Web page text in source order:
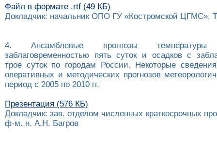
Файл в формате .rtf (49 КБ)
Докладчик: начальник ОПО ГУ «Костромской ЦГМС»,
4. Ансамблевые прогнозы
заблаговременностью пять суток и осадков с
трое суток по городам России. Некоторые
оперативных и методических прогнозов
период с 2005 по 2010 гг.
Презентация (576 КБ)
Докладчик: зав. отделом численных краткосрочных
ф-м. н. А.Н. Багров